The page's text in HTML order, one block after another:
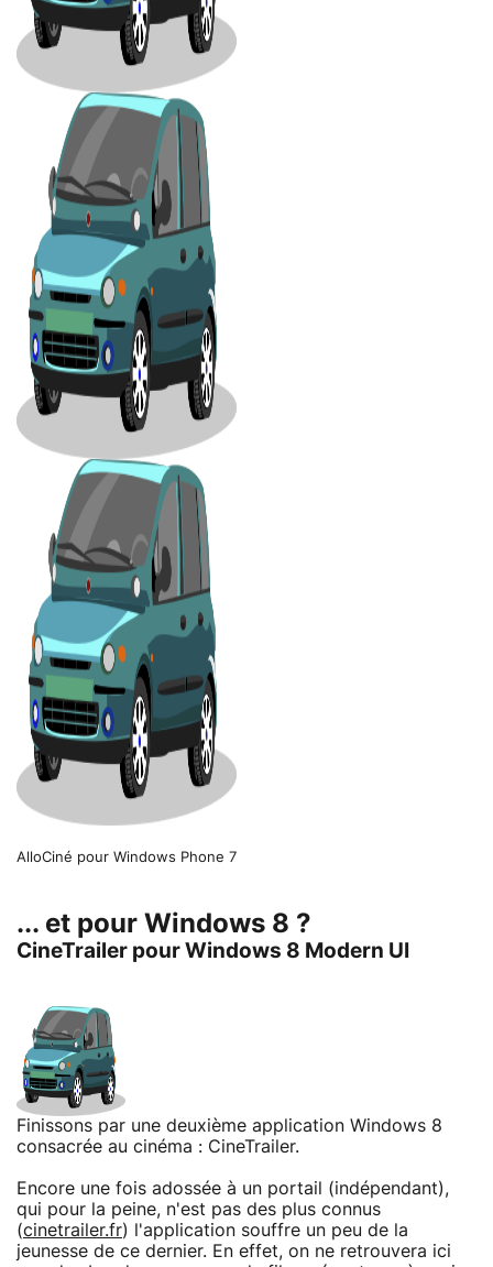
AlloCiné pour Windows Phone 7
... et pour Windows 8 ?
CineTrailer pour Windows 8 Modern UI
Finissons par une deuxième application Windows 8
consacrée au cinéma : CineTrailer.
Encore une fois adossée à un portail (indépendant),
qui pour la peine, n'est pas des plus connus
(cinetrailer.fr) l'application souffre un peu de la
jeunesse de ce dernier. En effet, on ne retrouvera ici